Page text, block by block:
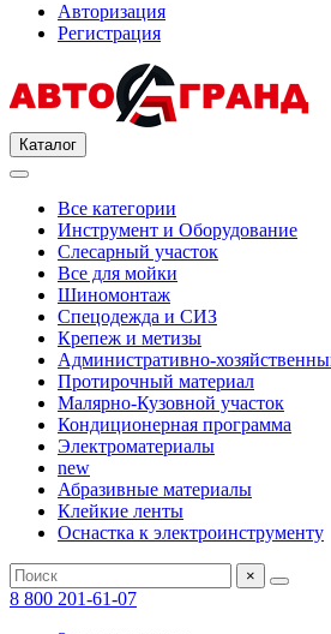
Авторизация
Регистрация
Каталог
Все категории
Инструмент и Оборудование
Слесарный участок
Все для мойки
Шиномонтаж
Спецодежда и СИЗ
Крепеж и метизы
Административно-
Протирочный материал
Малярно-Кузовной участок
Кондиционерная программа
Электроматериалы
new
Абразивные материалы
Клейкие ленты
Оснастка к электроинструменту
×
8 800 201-61-07